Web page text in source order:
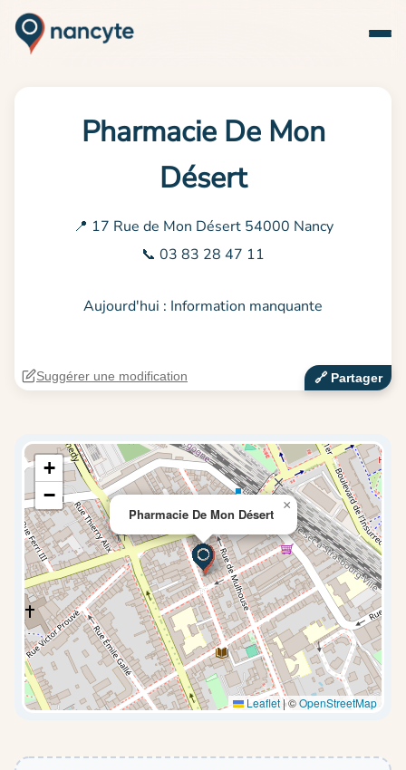
Pharmacie De Mon
Désert
📍 17 Rue de Mon Désert 54000 Nancy
📞 03 83 28 47 11
Aujourd'hui : Information manquante
🔗‍️ Partager
Suggérer une modification
Pharmacie De Mon Désert
×
+
−
Leaflet|©OpenStreetMap